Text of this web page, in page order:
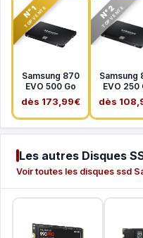
N°1
TOP VENTE
Samsung 870
EVO 500 Go
dès 173,99€
N°2
TOP VENTE
Samsung
EVO 250
dès
Les autres Disques
Voir toutes les disques ssd